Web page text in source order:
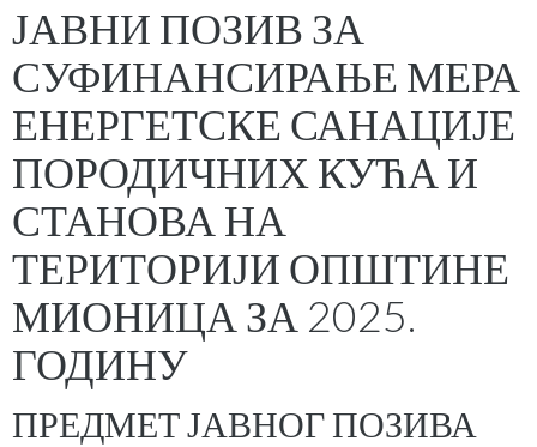
ЈАВНИ ПОЗИВ ЗА
СУФИНАНСИРАЊЕ МЕРА
ЕНЕРГЕТСКЕ САНАЦИЈЕ
ПОРОДИЧНИХ КУЋА И
СТАНОВА НА
ТЕРИТОРИЈИ ОПШТИНЕ
МИОНИЦА ЗА 2025.
ГОДИНУ
ПРЕДМЕТ ЈАВНОГ ПОЗИВА